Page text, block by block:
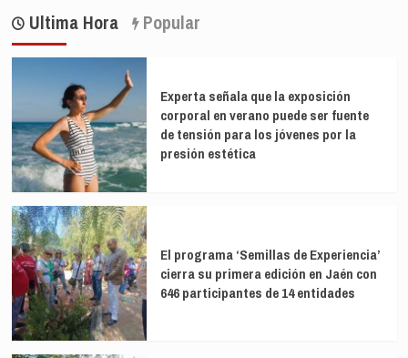
Ultima Hora Popular
Experta señala que la exposición
corporal en verano puede ser fuente
de tensión para los jóvenes por la
presión estética
El programa ‘Semillas de Experiencia’
cierra su primera edición en Jaén con
646 participantes de 14 entidades